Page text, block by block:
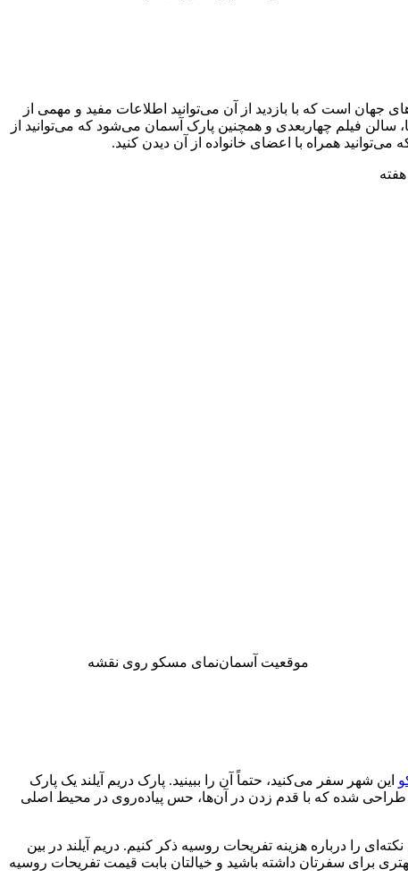
جهان است که با بازدید از آن می‌توانید اطلاعات مفید و مهمی از
فیلم چهاربعدی و همچنین پارک آسمان می‌شود که می‌توانید از
همراه با اعضای خانواده از آن دیدن کنید.
موقعیت آسمان‌نمای مسکو روی نقشه
این شهر سفر می‌کنید، حتماً آن را ببینید. پارک دریم آیلند یک پارک
طراحی شده که با قدم زدن در آن‌ها، حس پیاده‌روی در محیط اصلی
را درباره هزینه تفریحات روسیه ذکر کنیم. دریم آیلند در بین
برای سفرتان داشته باشید و خیالتان بابت قیمت تفریحات روسیه